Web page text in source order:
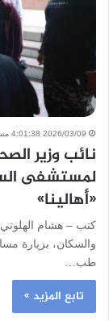
2026/03/09 4:01:38 مساءً
نائب وزير
لمستشفى
«أهالينا»
كتب – هشام الهلوتي
والسكان، بزيارة
طب…
تابع المزيد »